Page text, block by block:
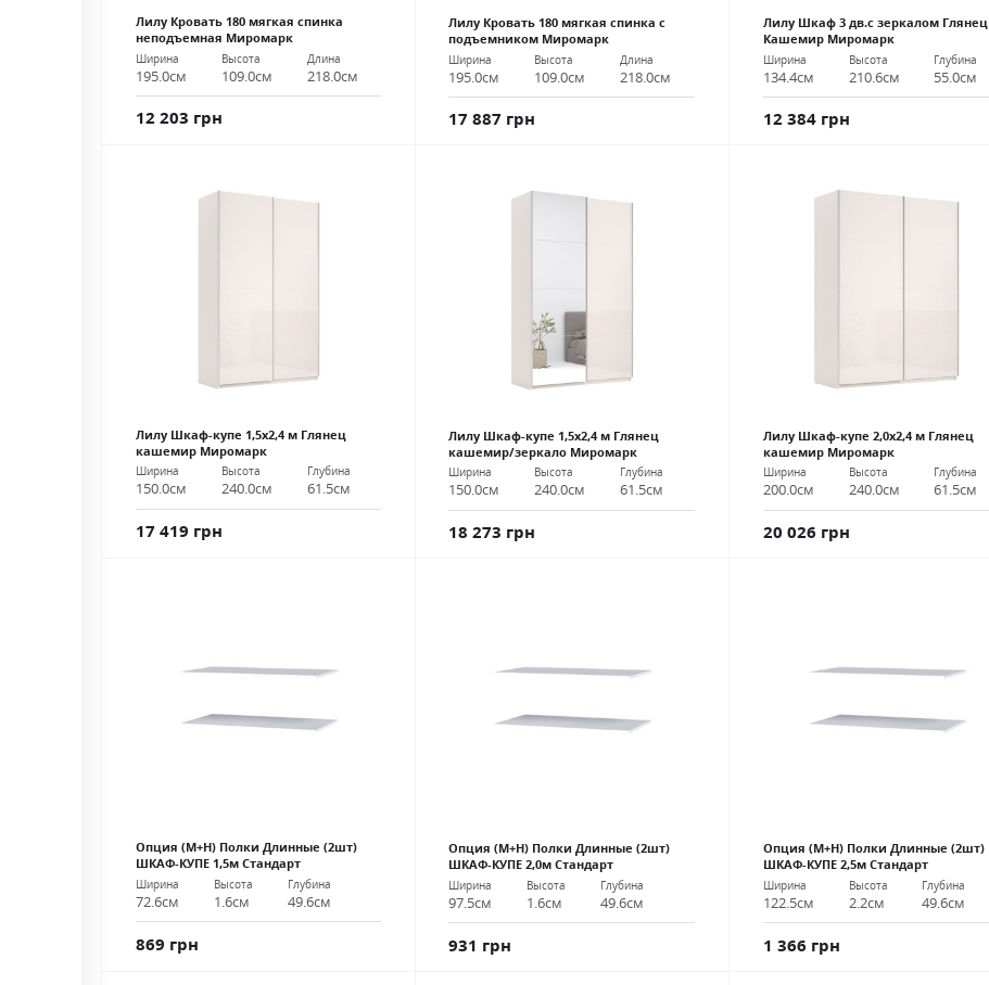
Лилу Кровать 180 мягкая спинка
неподъемная Миромарк
Ширина
195.0см
Высота
109.0см
Длина
218.0см
12 203 грн
Лилу Кровать 180 мягкая спинка с
подъемником Миромарк
Ширина
195.0см
Высота
109.0см
Длина
218.0см
17 887 грн
Лилу Шкаф 3 дв.с зеркалом Глянец
Кашемир Миромарк
Ширина
134.4см
Высота
210.6см
Глубина
55.0см
12 384 грн
Лилу Шкаф-купе 1,5х2,4 м Глянец
кашемир Миромарк
Ширина
150.0см
Высота
240.0см
Глубина
61.5см
17 419 грн
Лилу Шкаф-купе 1,5х2,4 м Глянец
кашемир/зеркало Миромарк
Ширина
150.0см
Высота
240.0см
Глубина
61.5см
18 273 грн
Лилу Шкаф-купе 2,0х2,4 м Глянец
кашемир Миромарк
Ширина
200.0см
Высота
240.0см
Глубина
61.5см
20 026 грн
Опция (М+Н) Полки Длинные (2шт)
ШКАФ-КУПЕ 1,5м Стандарт
Ширина
72.6см
Высота
1.6см
Глубина
49.6см
869 грн
Опция (М+Н) Полки Длинные (2шт)
ШКАФ-КУПЕ 2,0м Стандарт
Ширина
97.5см
Высота
1.6см
Глубина
49.6см
931 грн
Опция (М+Н) Полки Длинные (2шт)
ШКАФ-КУПЕ 2,5м Стандарт
Ширина
122.5см
Высота
2.2см
Глубина
49.6см
1 366 грн